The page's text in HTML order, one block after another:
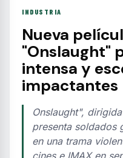
INDUSTRIA
Nueva
"Onslaught"
intensa y
impactantes
Onslaught",
presenta soldados
en una trama